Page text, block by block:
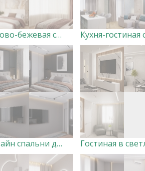
Розово-бежевая спальня
Дизайн спальни для молодой семьи